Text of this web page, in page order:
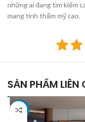
những ai đang tìm kiếm
mang tính thẩm mỹ cao.
SẢN PHẨM LIÊN
-9%